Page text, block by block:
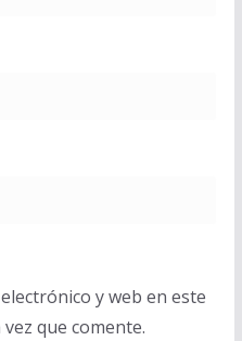
y web en este
que comente.